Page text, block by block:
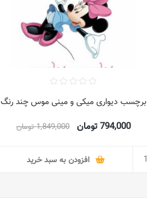
برچسب دیواری میکی و مینی موس چند رنگ
794,000 تومان 1,849,000 تومان
افزودن به سبد خرید